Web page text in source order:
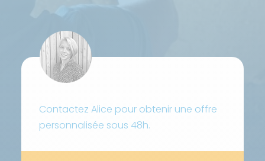
Contactez Alice pour obtenir une offre
personnalisée sous 48h.